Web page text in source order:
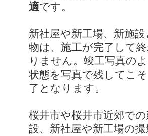
適です。
新社屋や新工場、新施
物は、施工が完了して
りません。竣工写真の
状態を写真で残してこ
了となります。
桜井市や桜井市近郊で
設、新社屋や新工場の撮